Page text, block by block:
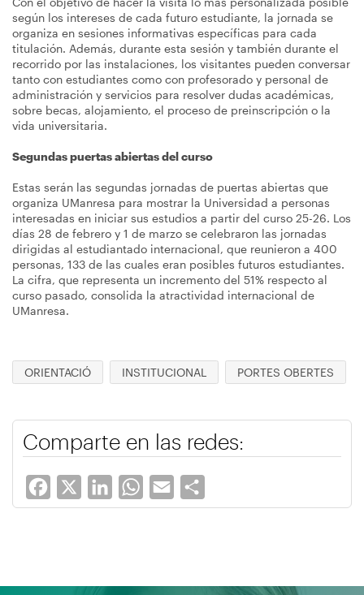
según los intereses de cada futuro estudiante, la jornada se
organiza en sesiones informativas específicas para cada
titulación. Además, durante esta sesión y también durante el
recorrido por las instalaciones, los visitantes pueden conversar
tanto con estudiantes como con profesorado y personal de
administración y servicios para resolver dudas académicas,
sobre becas, alojamiento, el proceso de preinscripción o la
vida universitaria.
Segundas puertas abiertas del curso
Estas serán las segundas jornadas de puertas abiertas que
organiza UManresa para mostrar la Universidad a personas
interesadas en iniciar sus estudios a partir del curso 25-26. Los
días 28 de febrero y 1 de marzo se celebraron las jornadas
dirigidas al estudiantado internacional, que reunieron a 400
personas, 133 de las cuales eran posibles futuros estudiantes.
La cifra, que representa un incremento del 51% respecto al
curso pasado, consolida la atractividad internacional de
UManresa.
ORIENTACIÓ INSTITUCIONAL PORTES OBERTES
Comparte en las redes:
Facebook LinkedInWhatsApp
Email